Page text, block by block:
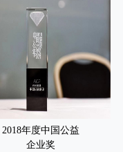
2018年度中国公益
企业奖